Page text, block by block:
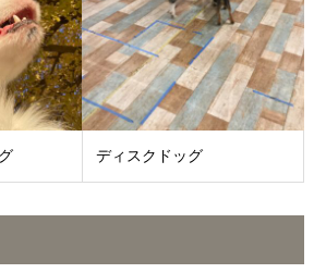
ディスクドッグ